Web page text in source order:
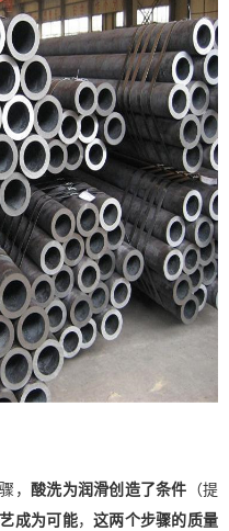
， 酸洗为润滑创造了条件 （提
成为可能，这两个步骤的质量